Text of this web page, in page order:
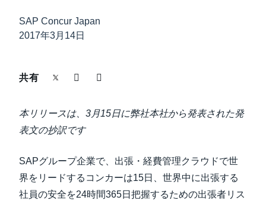
製品情報
働きかた改革
自治体・公共機関・教育機関等
SAP Concur Japan
2017年3月14日
共有
本リリースは、3月15日に弊社本社から発表された発
表文の抄訳です
SAPグループ企業で、出張・経費管理クラウドで世
界をリードするコンカーは15日、世界中に出張する
社員の安全を24時間365日把握するための出張者リス